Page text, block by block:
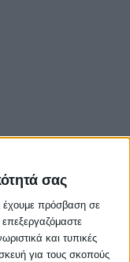
σας
έχουμε πρόσβαση σε
και τυπικές
για τους σκοπούς